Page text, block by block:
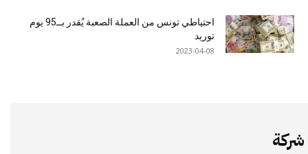
احتياطي تونس من العملة الصعبة يُقدر بــ95 يوم
توريد
2023-04-08
شركة